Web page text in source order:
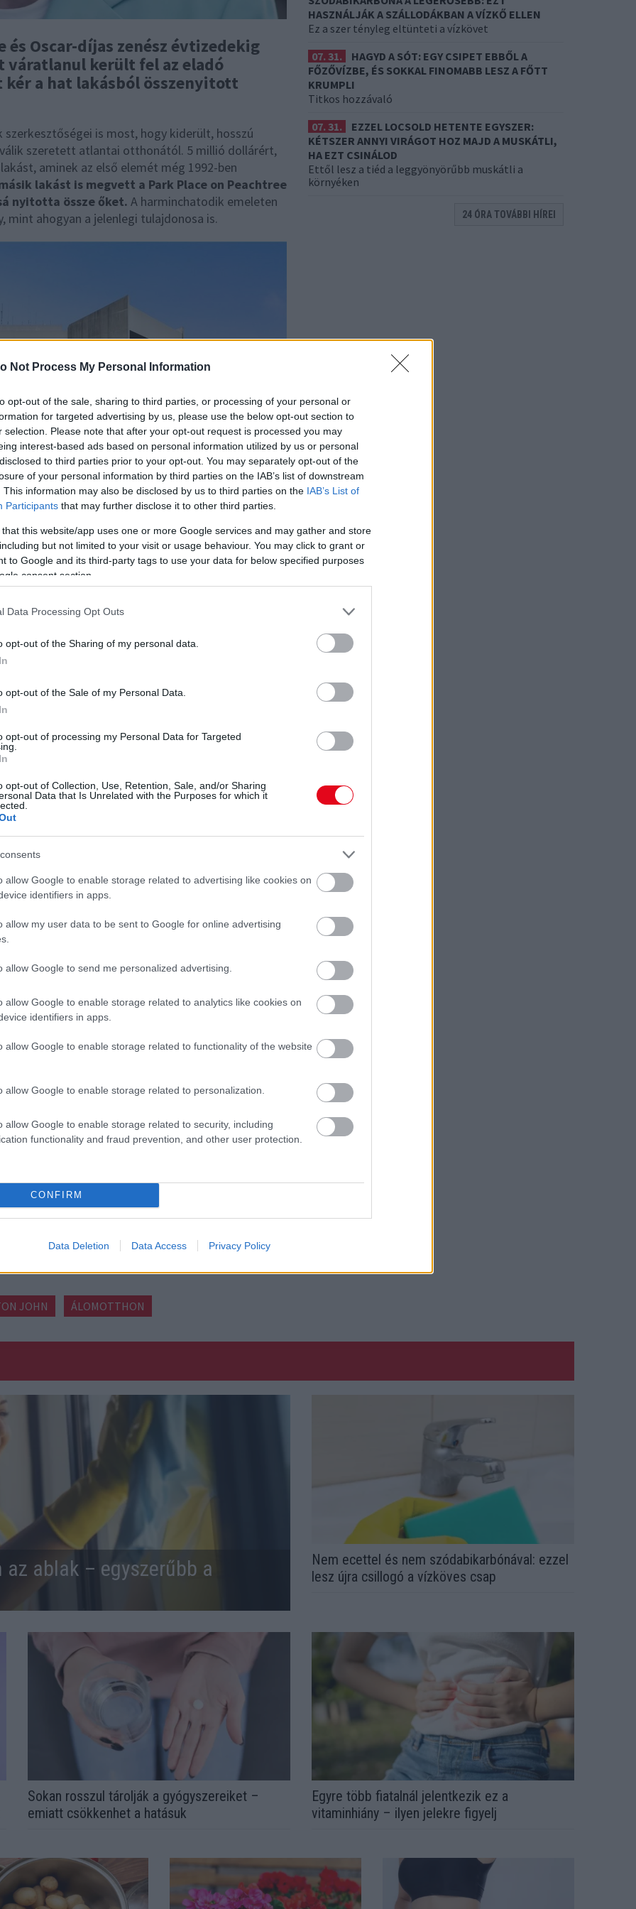
Not Process My Personal Information
opt-out of the sale, sharing to third parties, or processing of your personal or
for targeted advertising by us, please use the below opt-out section to
selection. Please note that after your opt-out request is processed you may
interest-based ads based on personal information utilized by us or personal
to third parties prior to your opt-out. You may separately opt-out of the
of your personal information by third parties on the IAB’s list of downstream
This information may also be disclosed by us to third parties on the IAB’s List of
Participants that may further disclose it to other third parties.
that this website/app uses one or more Google services and may gather and store
but not limited to your visit or usage behaviour. You may click to grant or
to Google and its third-party tags to use your data for below specified purposes
consent section.
Data Processing Opt Outs
opt-out of the Sharing of my personal data.
opt-out of the Sale of my Personal Data.
opt-out of processing my Personal Data for Targeted
opt-out of Collection, Use, Retention, Sale, and/or Sharing
Data that Is Unrelated with the Purposes for which it
allow Google to enable storage related to advertising like cookies on
identifiers in apps.
allow my user data to be sent to Google for online advertising
allow Google to send me personalized advertising.
allow Google to enable storage related to analytics like cookies on
identifiers in apps.
allow Google to enable storage related to functionality of the website
allow Google to enable storage related to personalization.
allow Google to enable storage related to security, including
functionality and fraud prevention, and other user protection.
CONFIRM
Data Deletion Data Access Privacy Policy
és Oscar-díjas zenész évtizedekig
került fel az eladó
a hat lakásból összenyitott
is most, hogy kiderült, hosszú
szeretett atlantai otthonától. 5 millió dollárért,
aminek az első elemét még 1992-ben
lakást is megvett a Park Place on Peachtree
nyitotta össze őket. A harminchatodik emeleten
mint ahogyan a jelenlegi tulajdonosa is.
nyugodt Atlantában és boldog, hogy az
nem is akármilyen. A lakást panorámaablakok
pedig úszik a természetes fényekben.
ami hasonló, de más-más színű cipők
valamint további három hlószsoba, négy
járják körbe a világot!
eladó luxuslakása -
képek
JOHN ÁLOMOTTHON
HASZNÁLJÁK A SZÁLLODÁKBAN A VÍZKŐ ELLEN
Ez a szer tényleg eltünteti a vízkövet
07. 31.
HAGYD A SÓT: EGY CSIPET EBBŐL A
FŐZŐVÍZBE, ÉS SOKKAL FINOMABB LESZ A FŐTT
KRUMPLI
Titkos hozzávaló
07. 31.
EZZEL LOCSOLD HETENTE EGYSZER:
KÉTSZER ANNYI VIRÁGOT HOZ MAJD A MUSKÁTLI,
HA EZT CSINÁLOD
Ettől lesz a tiéd a leggyönyörűbb muskátli a
környéken
24 ÓRA TOVÁBBI HÍREI
ablak – egyszerűbb a
Nem ecettel és nem szódabikarbónával: ezzel
lesz újra csillogó a vízköves csap
Sokan rosszul tárolják a gyógyszereiket –
emiatt csökkenhet a hatásuk
Egyre több fiatalnál jelentkezik ez a
vitaminhiány – ilyen jelekre figyelj